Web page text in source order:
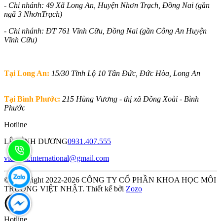
- Chi nhánh: 49 Xã Long An, Huyện Nhơn Trạch, Đồng Nai (gần
ngã 3 NhơnTrạch)
- Chi nhánh: ĐT 761 Vĩnh Cữu, Đồng Nai (gần Công An Huyện
Vĩnh Cữu)
Tại Long An: 15/30 Tĩnh Lộ 10 Tân Đức, Đức Hòa, Long An
Tại Bình Phước: 215 Hùng Vương - thị xã Đồng Xoài - Bình
Phước
Hotline
LÊ ĐÌNH DƯƠNG0931.407.555
vietnhat.international@gmail.com
© Copyright 2022-2026 CÔNG TY CỔ PHẦN KHOA HỌC MÔI
TRƯỜNG VIỆT NHẬT. Thiết kế bởi Zozo
Hotline